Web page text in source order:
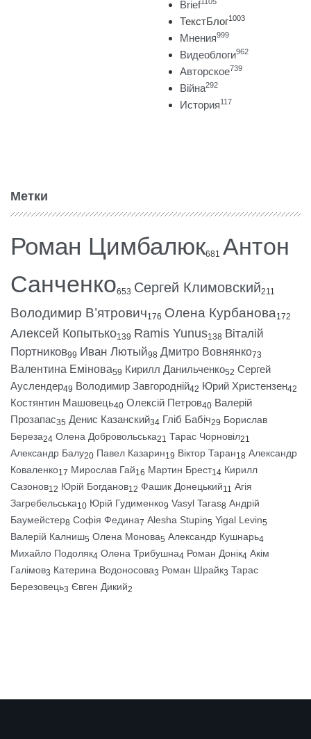
Brief
ТекстБлог1003
Мнения999
Видеоблоги962
Авторское739
Війна292
История117
Метки
Роман Цимбалюк681 Антон
Санченко653 Сергей Климовский211
Володимир В’ятрович176 Олена Курбанова172
Алексей Копытько139 Ramis Yunus138 Віталій
Портников99 Иван Лютый98 Дмитро Вовнянко73
Валентина Емінова59 Кирилл Данильченко52 Сергей
Ауслендер49 Володимир Завгородній42 Юрий Христензен42
Костянтин Машовець40 Олексій Петров40 Валерій
Прозапас35 Денис Казанский34 Гліб Бабіч29 Борислав
Береза24 Олена Добровольська21 Тарас Чорновіл21
Александр Балу20 Павел Казарин19 Віктор Таран18 Александр
Коваленко17 Мирослав Гай16 Мартин Брест14 Кирилл
Сазонов12 Юрій Богданов12 Фашик Донецький11 Агія
Загребельська10 Юрій Гудименко9 Vasyl Taras8 Андрій
Баумейстер8 Софія Федина7 Alesha Stupin5 Yigal Levin5
Валерій Калниш5 Олена Монова5 Александр Кушнарь4
Михайло Подоляк4 Олена Трибушна4 Роман Донік4 Акім
Галімов3 Катерина Водоносова3 Роман Шрайк3 Тарас
Березовець3 Євген Дикий2